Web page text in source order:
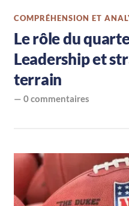
COMPRÉHENSION ET
Le rôle du
Leadership et
terrain
— 0 commentaires